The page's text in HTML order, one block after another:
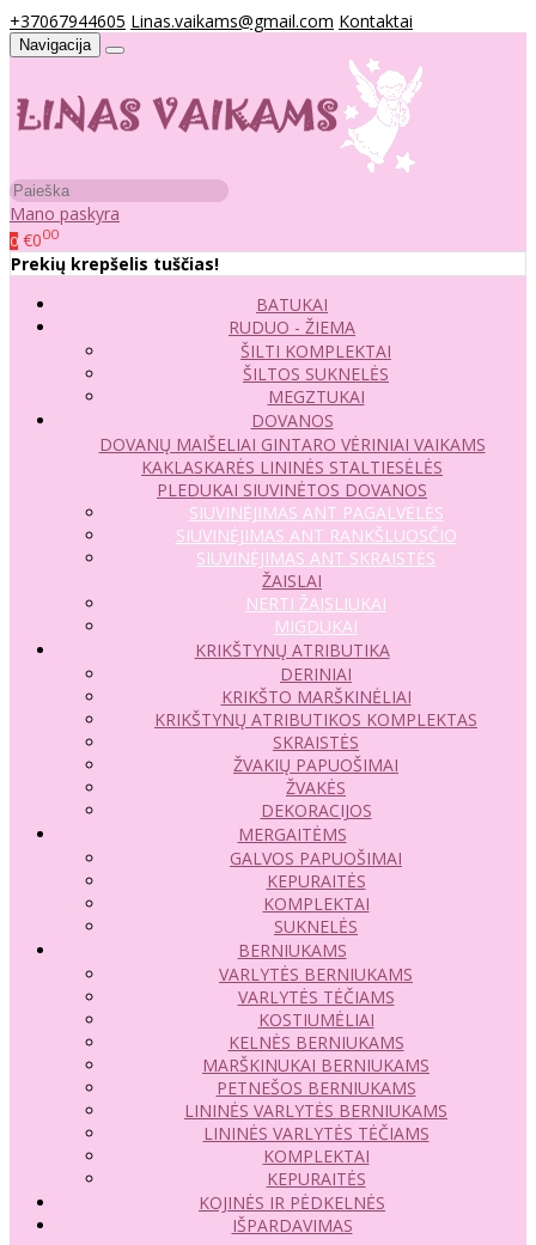
+37067944605 Linas.vaikams@gmail.com Kontaktai
Navigacija
Mano paskyra
0 €000
Prekių krepšelis tuščias!
BATUKAI
RUDUO - ŽIEMA
ŠILTI KOMPLEKTAI
ŠILTOS SUKNELĖS
MEGZTUKAI
DOVANOS
DOVANŲ MAIŠELIAI GINTARO VĖRINIAI VAIKAMS
KAKLASKARĖS LININĖS STALTIESĖLĖS
PLEDUKAI SIUVINĖTOS DOVANOS
SIUVINĖJIMAS ANT PAGALVĖLĖS
SIUVINĖJIMAS ANT RANKŠLUOSČIO
SIUVINĖJIMAS ANT SKRAISTĖS
ŽAISLAI
NERTI ŽAISLIUKAI
MIGDUKAI
KRIKŠTYNŲ ATRIBUTIKA
DERINIAI
KRIKŠTO MARŠKINĖLIAI
KRIKŠTYNŲ ATRIBUTIKOS KOMPLEKTAS
SKRAISTĖS
ŽVAKIŲ PAPUOŠIMAI
ŽVAKĖS
DEKORACIJOS
MERGAITĖMS
GALVOS PAPUOŠIMAI
KEPURAITĖS
KOMPLEKTAI
SUKNELĖS
BERNIUKAMS
VARLYTĖS BERNIUKAMS
VARLYTĖS TĖČIAMS
KOSTIUMĖLIAI
KELNĖS BERNIUKAMS
MARŠKINUKAI BERNIUKAMS
PETNEŠOS BERNIUKAMS
LININĖS VARLYTĖS BERNIUKAMS
LININĖS VARLYTĖS TĖČIAMS
KOMPLEKTAI
KEPURAITĖS
KOJINĖS IR PĖDKELNĖS
IŠPARDAVIMAS